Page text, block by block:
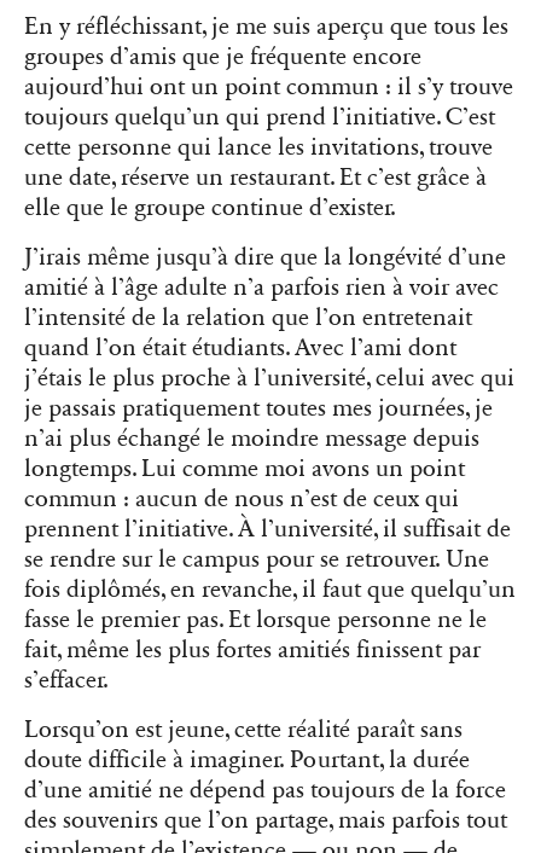
En y réfléchissant, je me suis aperçu que tous les
groupes d’amis que je fréquente encore
aujourd’hui ont un point commun : il s’y trouve
toujours quelqu’un qui prend l’initiative. C’est
cette personne qui lance les invitations, trouve
une date, réserve un restaurant. Et c’est grâce à
elle que le groupe continue d’exister.
J’irais même jusqu’à dire que la longévité d’une
amitié à l’âge adulte n’a parfois rien à voir avec
l’intensité de la relation que l’on entretenait
quand l’on était étudiants. Avec l’ami dont
j’étais le plus proche à l’université, celui avec qui
je passais pratiquement toutes mes journées, je
n’ai plus échangé le moindre message depuis
longtemps. Lui comme moi avons un point
commun : aucun de nous n’est de ceux qui
prennent l’initiative. À l’université, il suffisait de
se rendre sur le campus pour se retrouver. Une
fois diplômés, en revanche, il faut que quelqu’un
fasse le premier pas. Et lorsque personne ne le
fait, même les plus fortes amitiés finissent par
s’effacer.
Lorsqu’on est jeune, cette réalité paraît sans
doute difficile à imaginer. Pourtant, la durée
d’une amitié ne dépend pas toujours de la force
des souvenirs que l’on partage, mais parfois tout